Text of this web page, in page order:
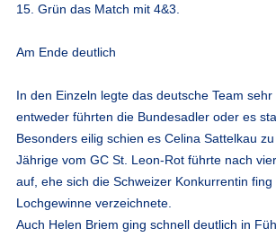
15. Grün das Match mit 4&3.
Am Ende deutlich
In den Einzeln legte das deutsche Team sehr
entweder führten die Bundesadler oder es
Besonders eilig schien es Celina Sattelkau
Jährige vom GC St. Leon-Rot führte nach
auf, ehe sich die Schweizer Konkurrentin fing
Lochgewinne verzeichnete.
Auch Helen Briem ging schnell deutlich in